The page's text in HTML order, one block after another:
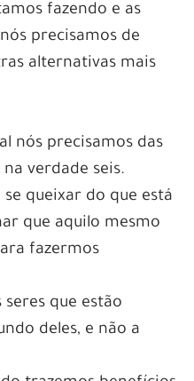
fazendo e as
precisamos de
alternativas mais
nós precisamos das
verdade seis.
se queixar do que está
que aquilo mesmo
fazermos
que estão
deles, e não a